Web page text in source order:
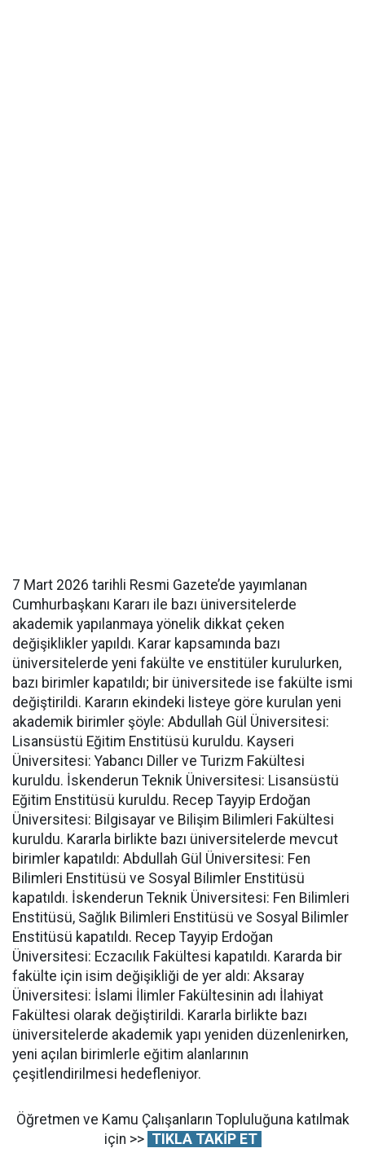
7 Mart 2026 tarihli Resmi Gazete’de yayımlanan
Cumhurbaşkanı Kararı ile bazı üniversitelerde
akademik yapılanmaya yönelik dikkat çeken
değişiklikler yapıldı. Karar kapsamında bazı
üniversitelerde yeni fakülte ve enstitüler kurulurken,
bazı birimler kapatıldı; bir üniversitede ise fakülte ismi
değiştirildi. Kararın ekindeki listeye göre kurulan yeni
akademik birimler şöyle: Abdullah Gül Üniversitesi:
Lisansüstü Eğitim Enstitüsü kuruldu. Kayseri
Üniversitesi: Yabancı Diller ve Turizm Fakültesi
kuruldu. İskenderun Teknik Üniversitesi: Lisansüstü
Eğitim Enstitüsü kuruldu. Recep Tayyip Erdoğan
Üniversitesi: Bilgisayar ve Bilişim Bilimleri Fakültesi
kuruldu. Kararla birlikte bazı üniversitelerde mevcut
birimler kapatıldı: Abdullah Gül Üniversitesi: Fen
Bilimleri Enstitüsü ve Sosyal Bilimler Enstitüsü
kapatıldı. İskenderun Teknik Üniversitesi: Fen Bilimleri
Enstitüsü, Sağlık Bilimleri Enstitüsü ve Sosyal Bilimler
Enstitüsü kapatıldı. Recep Tayyip Erdoğan
Üniversitesi: Eczacılık Fakültesi kapatıldı. Kararda bir
fakülte için isim değişikliği de yer aldı: Aksaray
Üniversitesi: İslami İlimler Fakültesinin adı İlahiyat
Fakültesi olarak değiştirildi. Kararla birlikte bazı
üniversitelerde akademik yapı yeniden düzenlenirken,
yeni açılan birimlerle eğitim alanlarının
çeşitlendirilmesi hedefleniyor.
Öğretmen ve Kamu Çalışanların Topluluğuna katılmak
için >> TIKLA TAKİP ET